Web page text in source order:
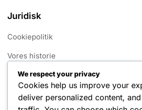
Juridisk
Cookiepolitik
Vores historie
Fortrolighedspolitik
Kom i kontakt
We respect your privacy
Cookies help us improve your
deliver personalized content,